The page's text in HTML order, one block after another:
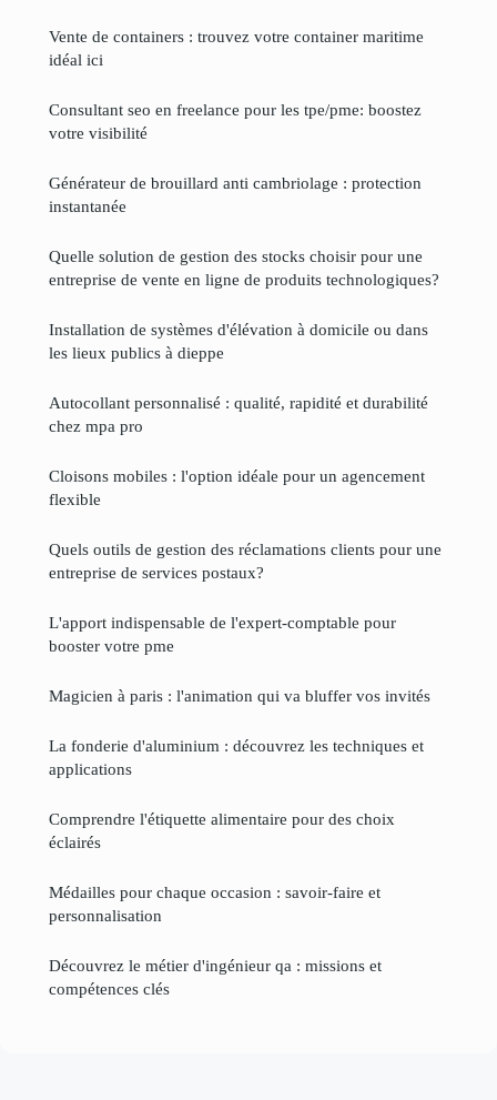
Vente de containers : trouvez votre container maritime
idéal ici
Consultant seo en freelance pour les tpe/pme: boostez
votre visibilité
Générateur de brouillard anti cambriolage : protection
instantanée
Quelle solution de gestion des stocks choisir pour une
entreprise de vente en ligne de produits technologiques?
Installation de systèmes d'élévation à domicile ou dans
les lieux publics à dieppe
Autocollant personnalisé : qualité, rapidité et durabilité
chez mpa pro
Cloisons mobiles : l'option idéale pour un agencement
flexible
Quels outils de gestion des réclamations clients pour une
entreprise de services postaux?
L'apport indispensable de l'expert-comptable pour
booster votre pme
Magicien à paris : l'animation qui va bluffer vos invités
La fonderie d'aluminium : découvrez les techniques et
applications
Comprendre l'étiquette alimentaire pour des choix
éclairés
Médailles pour chaque occasion : savoir-faire et
personnalisation
Découvrez le métier d'ingénieur qa : missions et
compétences clés